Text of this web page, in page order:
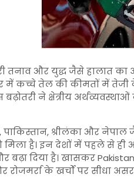
तनाव और युद्ध जैसे हालात
में कच्चे तेल की कीमतों में
ने क्षेत्रीय
पाकिस्तान, श्रीलंका और
मिला है। इन देशों में पहले से
बढ़ा दिया है। खासकरPakistan
के खर्चों पर सीधा असर